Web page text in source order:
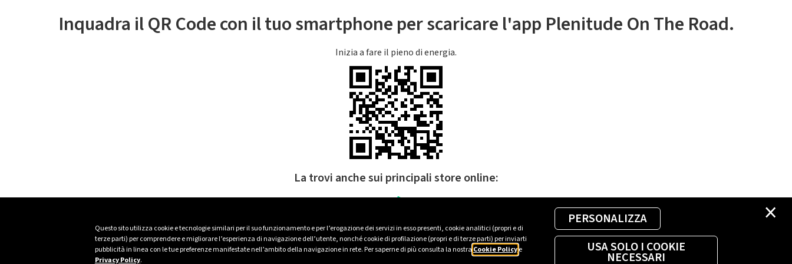
Questo sito utilizza cookie e tecnologie similari per il suo funzionamento e per l’erogazione dei servizi in esso presenti, cookie analitici (propri e di
terze parti) per comprendere e migliorare l’esperienza di navigazione dell’utente, nonché cookie di profilazione (propri e di terze parti) per inviarti
pubblicità in linea con le tue preferenze manifestate nell’ambito della navigazione in rete. Per saperne di più consulta la nostra Cookie Policye
Privacy Policy.
×
PERSONALIZZA
USA SOLO I COOKIE
NECESSARI
Inquadra il QR Code con il tuo smartphone per scaricare l'app Plenitude On The Road.
Inizia a fare il pieno di energia.
La trovi anche sui principali store online: